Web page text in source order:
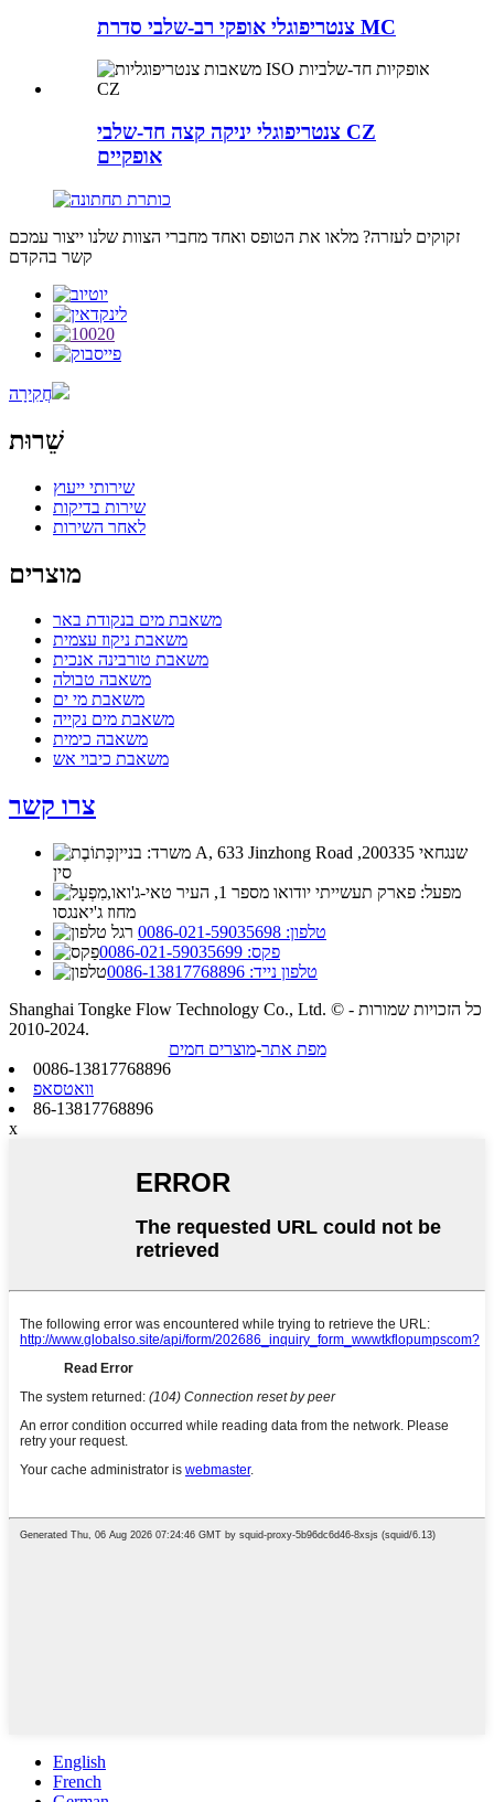
צנטריפוגלי אופקי רב-שלבי סדרת MC
צנטריפוגלי יניקה קצה חד-שלבי CZ
אופקיים
זקוקים לעזרה? מלאו את הטופס ואחד מחברי הצוות שלנו ייצור עמכם
קשר בהקדם
חֲקִירָה
שֵׁרוּת
שירותי ייעוץ
שירות בדיקות
לאחר השירות
מוצרים
משאבת מים בנקודת באר
משאבת ניקוז עצמית
משאבת טורבינה אנכית
משאבה טבולה
משאבת מי ים
משאבת מים נקייה
משאבה כימית
משאבת כיבוי אש
צרו קשר
משרד: בניין A, 633 Jinzhong Road שנגחאי 200335,
סין
מפעל: פארק תעשייתי יודואו מספר 1, העיר טאי-ג'ואו,
מחוז ג'יאנגסו
טלפון: 0086-021-59035698
פקס: 0086-021-59035699
טלפון נייד: 0086-13817768896
Shanghai Tongke Flow Technology Co., Ltd. © כל הזכויות שמורות -
2010-2024.
מוצרים חמים-מפת אתר
0086-13817768896
וואטסאפ
86-13817768896
x
English
French